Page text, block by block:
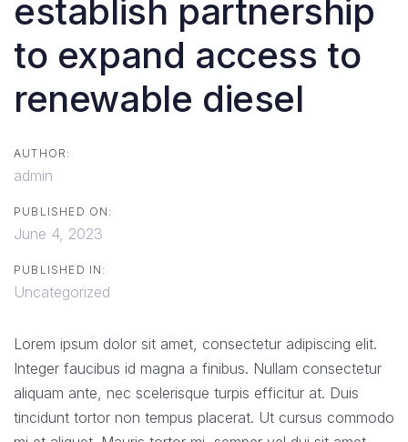
establish partnership
to expand access to
renewable diesel
AUTHOR:
admin
PUBLISHED ON:
June 4, 2023
PUBLISHED IN:
Uncategorized
Lorem ipsum dolor sit amet, consectetur adipiscing elit.
Integer faucibus id magna a finibus. Nullam consectetur
aliquam ante, nec scelerisque turpis efficitur at. Duis
tincidunt tortor non tempus placerat. Ut cursus commodo